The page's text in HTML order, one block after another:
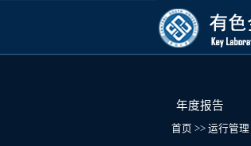
年度报告
首页 >> 运行管理